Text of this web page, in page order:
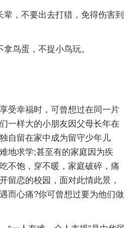
辈，不要出去打猎，免得伤害到
鸟蛋，不捉小鸟玩。
受幸福时，可曾想过在同一片
一样大的小朋友因父母长年在
自留在家中成为留守少年儿
地求学;甚至有的家庭因为疾
不饱，穿不暖，家庭破碎，痛
留恋的校园，面对此情此景，
而心痛?你可曾想过要为他们做